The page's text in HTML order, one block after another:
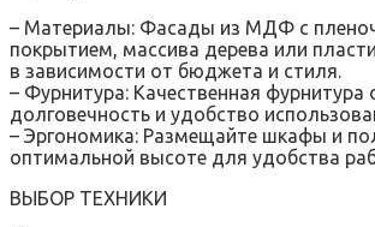
– Материалы: Фасады из МДФ с
покрытием, массива дерева или
в зависимости от бюджета и стиля.
– Фурнитура: Качественная фурнитура
долговечность и удобство
– Эргономика: Размещайте шкафы и
оптимальной высоте для удобства
ВЫБОР ТЕХНИКИ